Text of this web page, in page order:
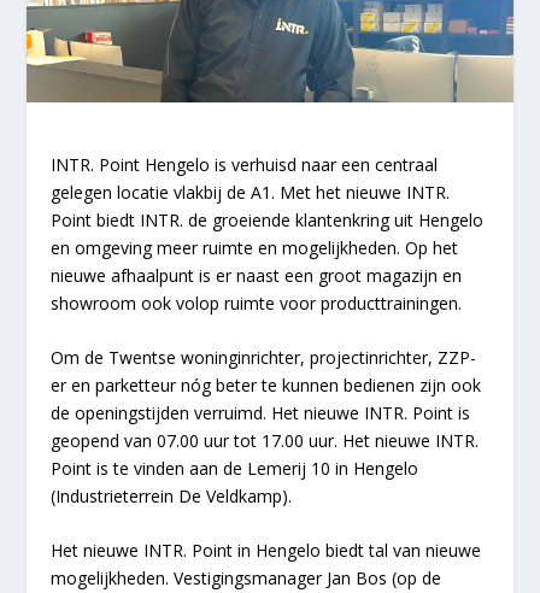
INTR. Point Hengelo is verhuisd naar een centraal
gelegen locatie vlakbij de A1. Met het nieuwe INTR.
Point biedt INTR. de groeiende klantenkring uit Hengelo
en omgeving meer ruimte en mogelijkheden. Op het
nieuwe afhaalpunt is er naast een groot magazijn en
showroom ook volop ruimte voor producttrainingen.
Om de Twentse woninginrichter, projectinrichter, ZZP-
er en parketteur nóg beter te kunnen bedienen zijn ook
de openingstijden verruimd. Het nieuwe INTR. Point is
geopend van 07.00 uur tot 17.00 uur. Het nieuwe INTR.
Point is te vinden aan de Lemerij 10 in Hengelo
(Industrieterrein De Veldkamp).
Het nieuwe INTR. Point in Hengelo biedt tal van nieuwe
mogelijkheden. Vestigingsmanager Jan Bos (op de